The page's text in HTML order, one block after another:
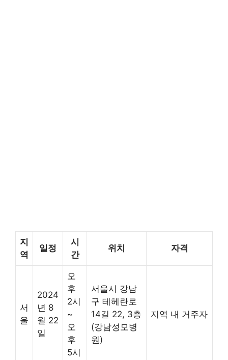
지
역
일정
시
간
위치 자격
서
울
2024
년 8
월 22
일
오
후
2시
~
오
후
5시
서울시 강남
구 테헤란로
14길 22, 3층
(강남성모병
원)
지역 내 거주자